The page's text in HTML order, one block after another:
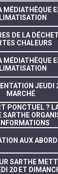
MÉDIATHÈQUE
DE LA
CHALEURS
MÉDIATHÈQUE
MARCHÉ
PONCTUEL ?
AUX
SARTHE
20 ET